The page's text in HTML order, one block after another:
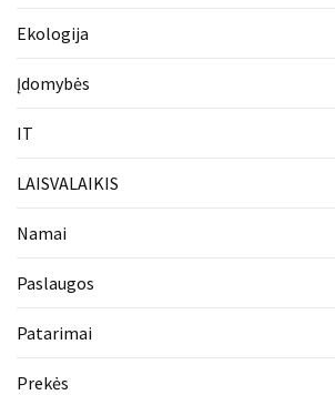
Ekologija
Įdomybės
IT
LAISVALAIKIS
Namai
Paslaugos
Patarimai
Prekės